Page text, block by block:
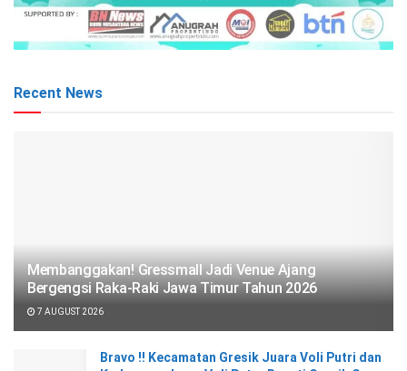
Recent News
Membanggakan! Gressmall Jadi Venue Ajang
Bergengsi Raka-Raki Jawa Timur Tahun 2026
7 AUGUST 2026
Bravo !! Kecamatan Gresik Juara Voli Putri dan